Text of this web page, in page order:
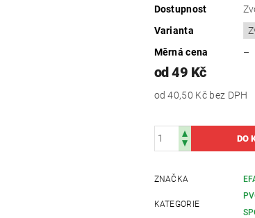
Dostupnost
Varianta
Měrná cena
–
od 49 Kč
od 40,50 Kč bez DPH
ZNAČKA
KATEGORIE